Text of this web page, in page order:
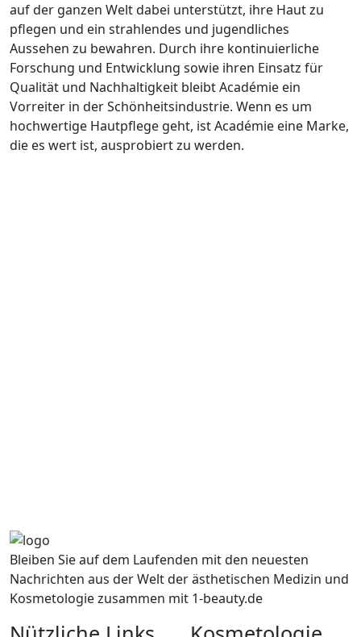
auf der ganzen Welt dabei unterstützt, ihre Haut zu
pflegen und ein strahlendes und jugendliches
Aussehen zu bewahren. Durch ihre kontinuierliche
Forschung und Entwicklung sowie ihren Einsatz für
Qualität und Nachhaltigkeit bleibt Académie ein
Vorreiter in der Schönheitsindustrie. Wenn es um
hochwertige Hautpflege geht, ist Académie eine Marke,
die es wert ist, ausprobiert zu werden.
Bleiben Sie auf dem Laufenden mit den neuesten
Nachrichten aus der Welt der ästhetischen Medizin und
Kosmetologie zusammen mit 1-beauty.de